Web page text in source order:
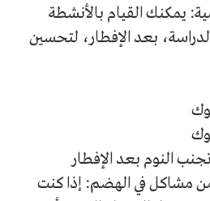
يمكنك القيام بالأنشطة
بعد الإفطار، لتحسين
النوم بعد الإفطار
من مشاكل في الهضم: إذا كنت